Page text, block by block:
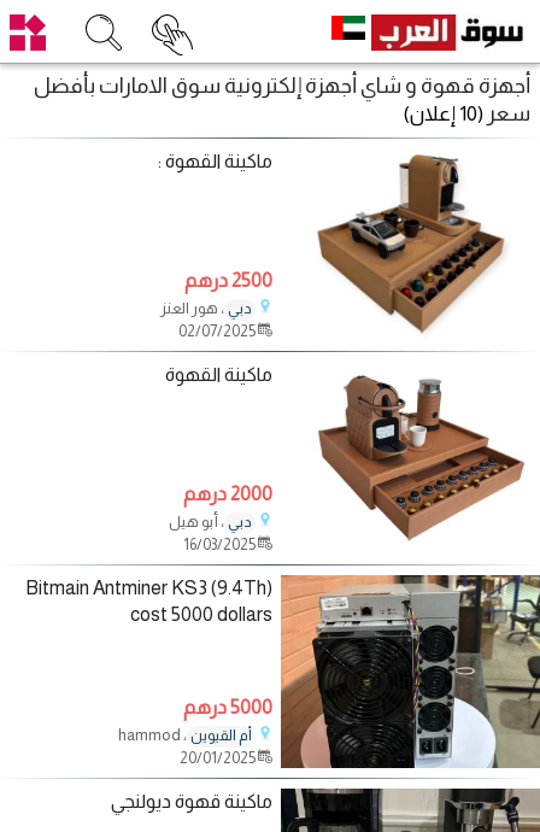
أجهزة قهوة و شاي أجهزة إلكترونية سوق الامارات بأفضل
سعر (10 إعلان)
ماكينة القهوة :
2500 درهم
دبي ، هور العنز
02/07/2025
ماكينة القهوة
2000 درهم
دبي ، أبو هيل
16/03/2025
Bitmain Antminer KS3 (9.4Th)
cost 5000 dollars
5000 درهم
أم القيوين ، hammod
20/01/2025
ماكينة قهوة ديولنجي